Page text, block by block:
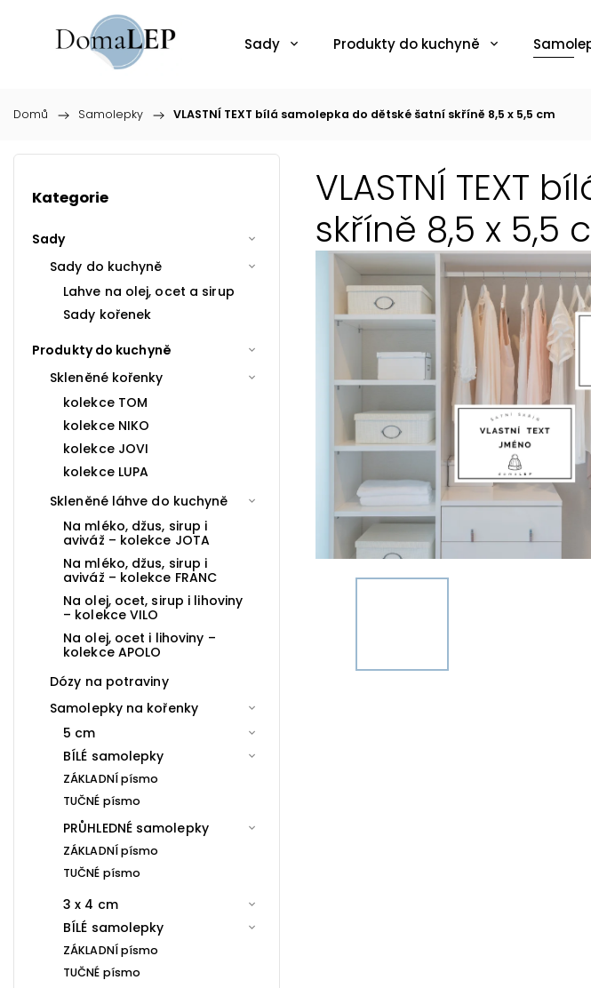
Sady Produkty do kuchyně
Domů / Samolepky / VLASTNÍ TEXT bílá samolepka do dětské šatní skříně 8,5 x 5,5 cm
Kategorie
Sady
Sady do kuchyně
Lahve na olej, ocet a sirup
Sady kořenek
Produkty do kuchyně
Skleněné kořenky
kolekce TOM
kolekce NIKO
kolekce JOVI
kolekce LUPA
Skleněné láhve do kuchyně
Na mléko, džus, sirup i
aviváž – kolekce JOTA
Na mléko, džus, sirup i
aviváž – kolekce FRANC
Na olej, ocet, sirup i lihoviny
– kolekce VILO
Na olej, ocet i lihoviny –
kolekce APOLO
Dózy na potraviny
Samolepky na kořenky
5 cm
BÍLÉ samolepky
ZÁKLADNÍ písmo
TUČNÉ písmo
PRŮHLEDNÉ samolepky
ZÁKLADNÍ písmo
TUČNÉ písmo
3 x 4 cm
BÍLÉ samolepky
ZÁKLADNÍ písmo
TUČNÉ písmo
VLASTNÍ TEXT
skříně 8,5 x 5,5